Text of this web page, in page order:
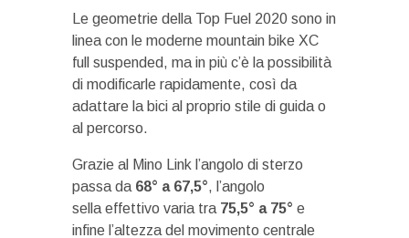
Le geometrie della Top Fuel 2020 sono in
linea con le moderne mountain bike XC
full suspended, ma in più c’è la possibilità
di modificarle rapidamente, così da
adattare la bici al proprio stile di guida o
al percorso.
Grazie al Mino Link l’angolo di sterzo
passa da 68° a 67,5°, l’angolo
sella effettivo varia tra 75,5° a 75° e
infine l’altezza del movimento centrale